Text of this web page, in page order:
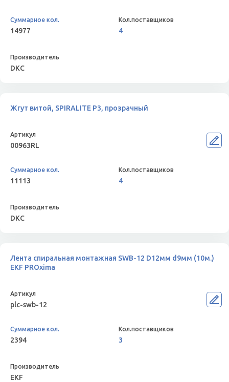
14977 4
DKC
Жгут витой, SPIRALITE P3, прозрачный
00963RL
11113 4
DKC
Лента спиральная монтажная SWB-12 D12мм d9мм (10м.)
EKF PROxima
plc-swb-12
2394 3
EKF